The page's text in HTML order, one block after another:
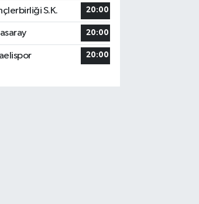
S.K. 20:00
20:00
20:00